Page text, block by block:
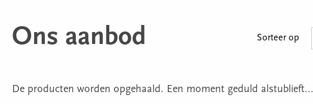
Ons aanbod Sorteer op
De producten worden opgehaald. Een moment geduld alstublieft...